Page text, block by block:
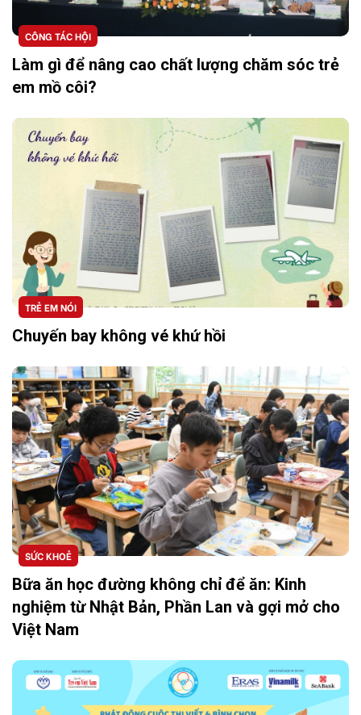
CÔNG TÁC HỘI
Làm gì để nâng cao chất lượng chăm sóc trẻ
em mồ côi?
TRẺ EM NÓI
Chuyến bay không vé khứ hồi
SỨC KHOẺ
Bữa ăn học đường không chỉ để ăn: Kinh
nghiệm từ Nhật Bản, Phần Lan và gợi mở cho
Việt Nam